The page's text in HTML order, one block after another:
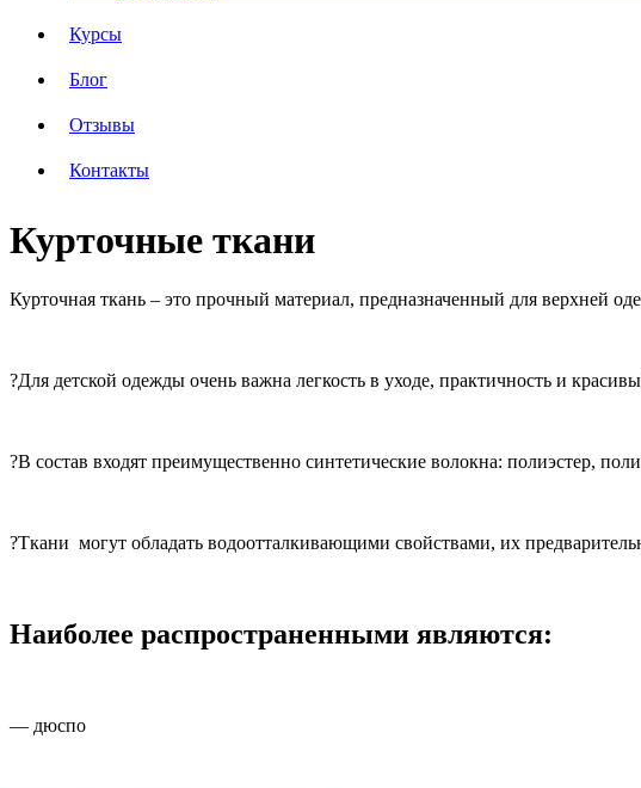
Курсы
Блог
Отзывы
Контакты
Курточные ткани
Курточная ткань – это прочный материал, предназначенный для верхней
?Для детской одежды очень важна легкость в уходе, практичность и
?В состав входят преимущественно синтетические волокна: полиэстер,
?Ткани могут обладать водоотталкивающими свойствами, их
Наиболее распространенными являются:
— дюспо